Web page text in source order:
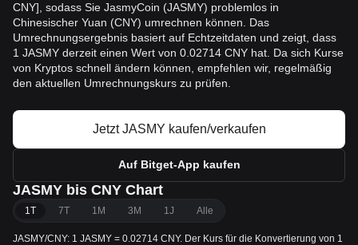
CNY], sodass Sie JasmyCoin (JASMY) problemlos in
Chinesischer Yuan (CNY) umrechnen können. Das
Umrechnungsergebnis basiert auf Echtzeitdaten und zeigt, dass
1 JASMY derzeit einen Wert von 0.02714 CNY hat. Da sich Kurse
von Kryptos schnell ändern können, empfehlen wir, regelmäßig
den aktuellen Umrechnungskurs zu prüfen.
Jetzt JASMY kaufen/verkaufen
Auf Bitget-App kaufen
JASMY bis CNY Chart
1T 7T 1M 3M 1J Alle
JASMY/CNY: 1 JASMY = 0.02714 CNY. Der Kurs für die Konvertierung von 1